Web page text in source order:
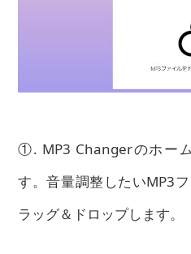
①. MP3 Changerのホー
す。音量調整したいMP3
ラッグ＆ドロップします。